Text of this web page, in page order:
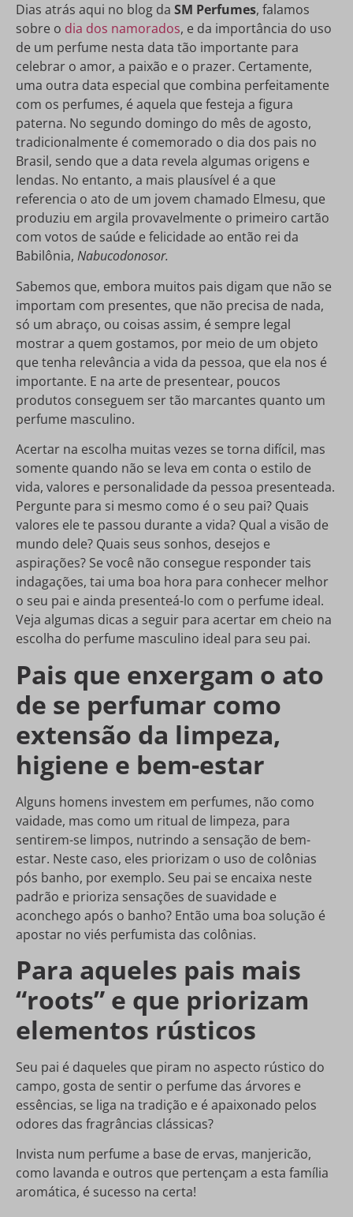
Dias atrás aqui no blog da SM Perfumes, falamos
sobre o dia dos namorados, e da importância do uso
de um perfume nesta data tão importante para
celebrar o amor, a paixão e o prazer. Certamente,
uma outra data especial que combina perfeitamente
com os perfumes, é aquela que festeja a figura
paterna. No segundo domingo do mês de agosto,
tradicionalmente é comemorado o dia dos pais no
Brasil, sendo que a data revela algumas origens e
lendas. No entanto, a mais plausível é a que
referencia o ato de um jovem chamado Elmesu, que
produziu em argila provavelmente o primeiro cartão
com votos de saúde e felicidade ao então rei da
Babilônia, Nabucodonosor.
Sabemos que, embora muitos pais digam que não se
importam com presentes, que não precisa de nada,
só um abraço, ou coisas assim, é sempre legal
mostrar a quem gostamos, por meio de um objeto
que tenha relevância a vida da pessoa, que ela nos é
importante. E na arte de presentear, poucos
produtos conseguem ser tão marcantes quanto um
perfume masculino.
Acertar na escolha muitas vezes se torna difícil, mas
somente quando não se leva em conta o estilo de
vida, valores e personalidade da pessoa presenteada.
Pergunte para si mesmo como é o seu pai? Quais
valores ele te passou durante a vida? Qual a visão de
mundo dele? Quais seus sonhos, desejos e
aspirações? Se você não consegue responder tais
indagações, tai uma boa hora para conhecer melhor
o seu pai e ainda presenteá-lo com o perfume ideal.
Veja algumas dicas a seguir para acertar em cheio na
escolha do perfume masculino ideal para seu pai.
Pais que enxergam o ato
de se perfumar como
extensão da limpeza,
higiene e bem-estar
Alguns homens investem em perfumes, não como
vaidade, mas como um ritual de limpeza, para
sentirem-se limpos, nutrindo a sensação de bem-
estar. Neste caso, eles priorizam o uso de colônias
pós banho, por exemplo. Seu pai se encaixa neste
padrão e prioriza sensações de suavidade e
aconchego após o banho? Então uma boa solução é
apostar no viés perfumista das colônias.
Para aqueles pais mais
“roots” e que priorizam
elementos rústicos
Seu pai é daqueles que piram no aspecto rústico do
campo, gosta de sentir o perfume das árvores e
essências, se liga na tradição e é apaixonado pelos
odores das fragrâncias clássicas?
Invista num perfume a base de ervas, manjericão,
como lavanda e outros que pertençam a esta família
aromática, é sucesso na certa!